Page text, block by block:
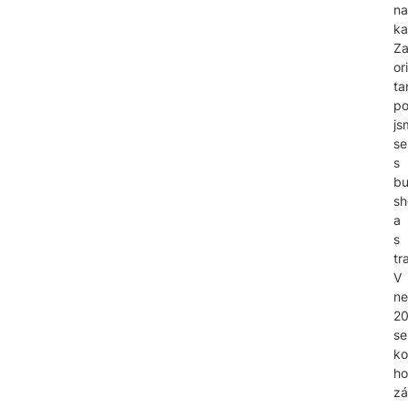
se
s
a
s
V
se